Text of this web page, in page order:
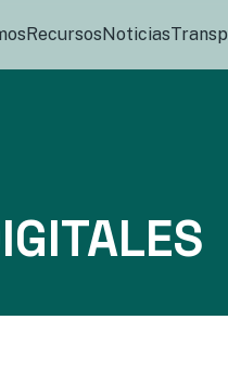
RecursosNoticias